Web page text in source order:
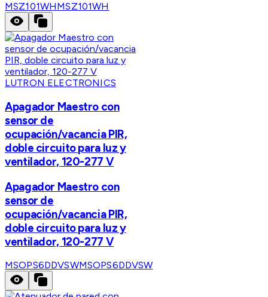
MSZ101WHMSZ101WH
LUTRON ELECTRONICS
Apagador Maestro con
sensor de
ocupación/vacancia PIR,
doble circuito para luz y
ventilador, 120-277 V
Apagador Maestro con
sensor de
ocupación/vacancia PIR,
doble circuito para luz y
ventilador, 120-277 V
MSOPS6DDVSWMSOPS6DDVSW